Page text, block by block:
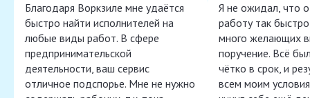
Благодаря Воркзиле мне удаётся
быстро найти исполнителей на
любые виды работ. В сфере
предпринимательской
деятельности, ваш сервис
отличное подспорье. Мне не нужно
Я не ожидал, что
работу так
много желающих
поручение. Всё
чётко в срок, и
всем моим